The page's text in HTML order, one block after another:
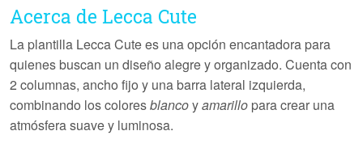
Acerca de Lecca Cute
La plantilla Lecca Cutees una opción encantadora para
quienes buscan un diseño alegre y organizado. Cuenta con
2 columnas, ancho fijo y unabarra lateral izquierda,
combinando los coloresblancoyamarillo para crear una
atmósfera suave y luminosa.